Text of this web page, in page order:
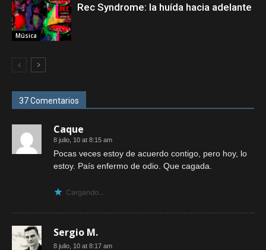
Música
Rec Syndrome: la huída hacia adelante
37 Comentarios
Caque
8 julio, 10 at 8:15 am
Pocas veces estoy de acuerdo contigo, pero hoy, lo
estoy. País enfermo de odio. Que cagada.
Cargando...
Sergio M.
8 julio, 10 at 8:17 am